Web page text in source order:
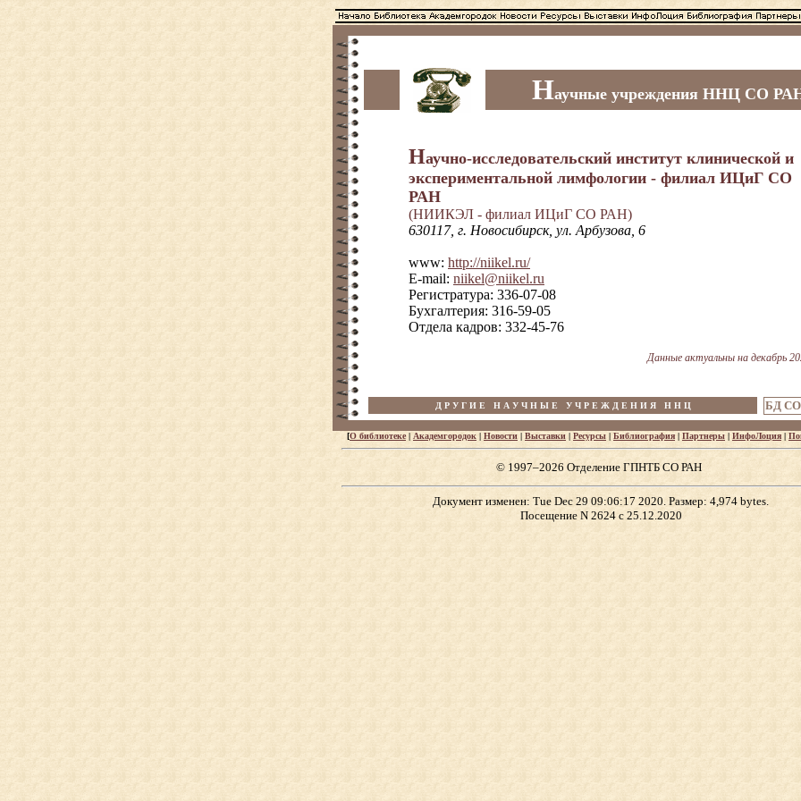
Научные учреждения ННЦ СО
Научно-исследовательский институт клинической и
экспериментальной лимфологии - филиал ИЦиГ СО
РАН
(НИИКЭЛ - филиал ИЦиГ СО РАН)
630117, г. Новосибирск, ул. Арбузова, 6
www: http://niikel.ru/
E-mail: niikel@niikel.ru
Регистратура: 336-07-08
Бухгалтерия: 316-59-05
Отдела кадров: 332-45-76
Данные актуальны на декабрь
Д Р У Г И Е Н А У Ч Н Ы Е У Ч Р Е Ж Д Е Н И Я Н Н Ц БД
[О библиотеке| Академгородок | Новости | Выставки | Ресурсы | Библиография | Партнеры | ИнфоЛоция |
© 1997–2026 Отделение ГПНТБ СО РАН
Документ изменен: Tue Dec 29 09:06:17 2020. Размер: 4,974 bytes.
Посещение N 2624 с 25.12.2020